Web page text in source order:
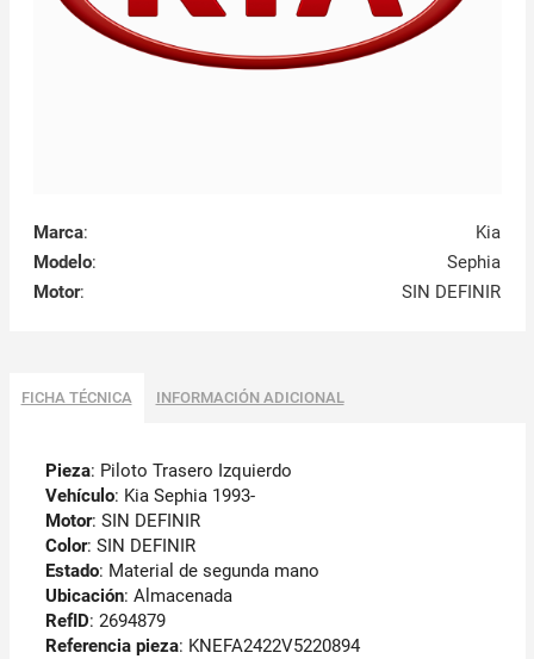
Marca:
Kia
Modelo:
Sephia
Motor: SIN DEFINIR
FICHA TÉCNICA INFORMACIÓN ADICIONAL
Pieza: Piloto Trasero Izquierdo
Vehículo: Kia Sephia 1993-
Motor: SIN DEFINIR
Color: SIN DEFINIR
Estado: Material de segunda mano
Ubicación: Almacenada
RefID: 2694879
Referencia pieza: KNEFA2422V5220894